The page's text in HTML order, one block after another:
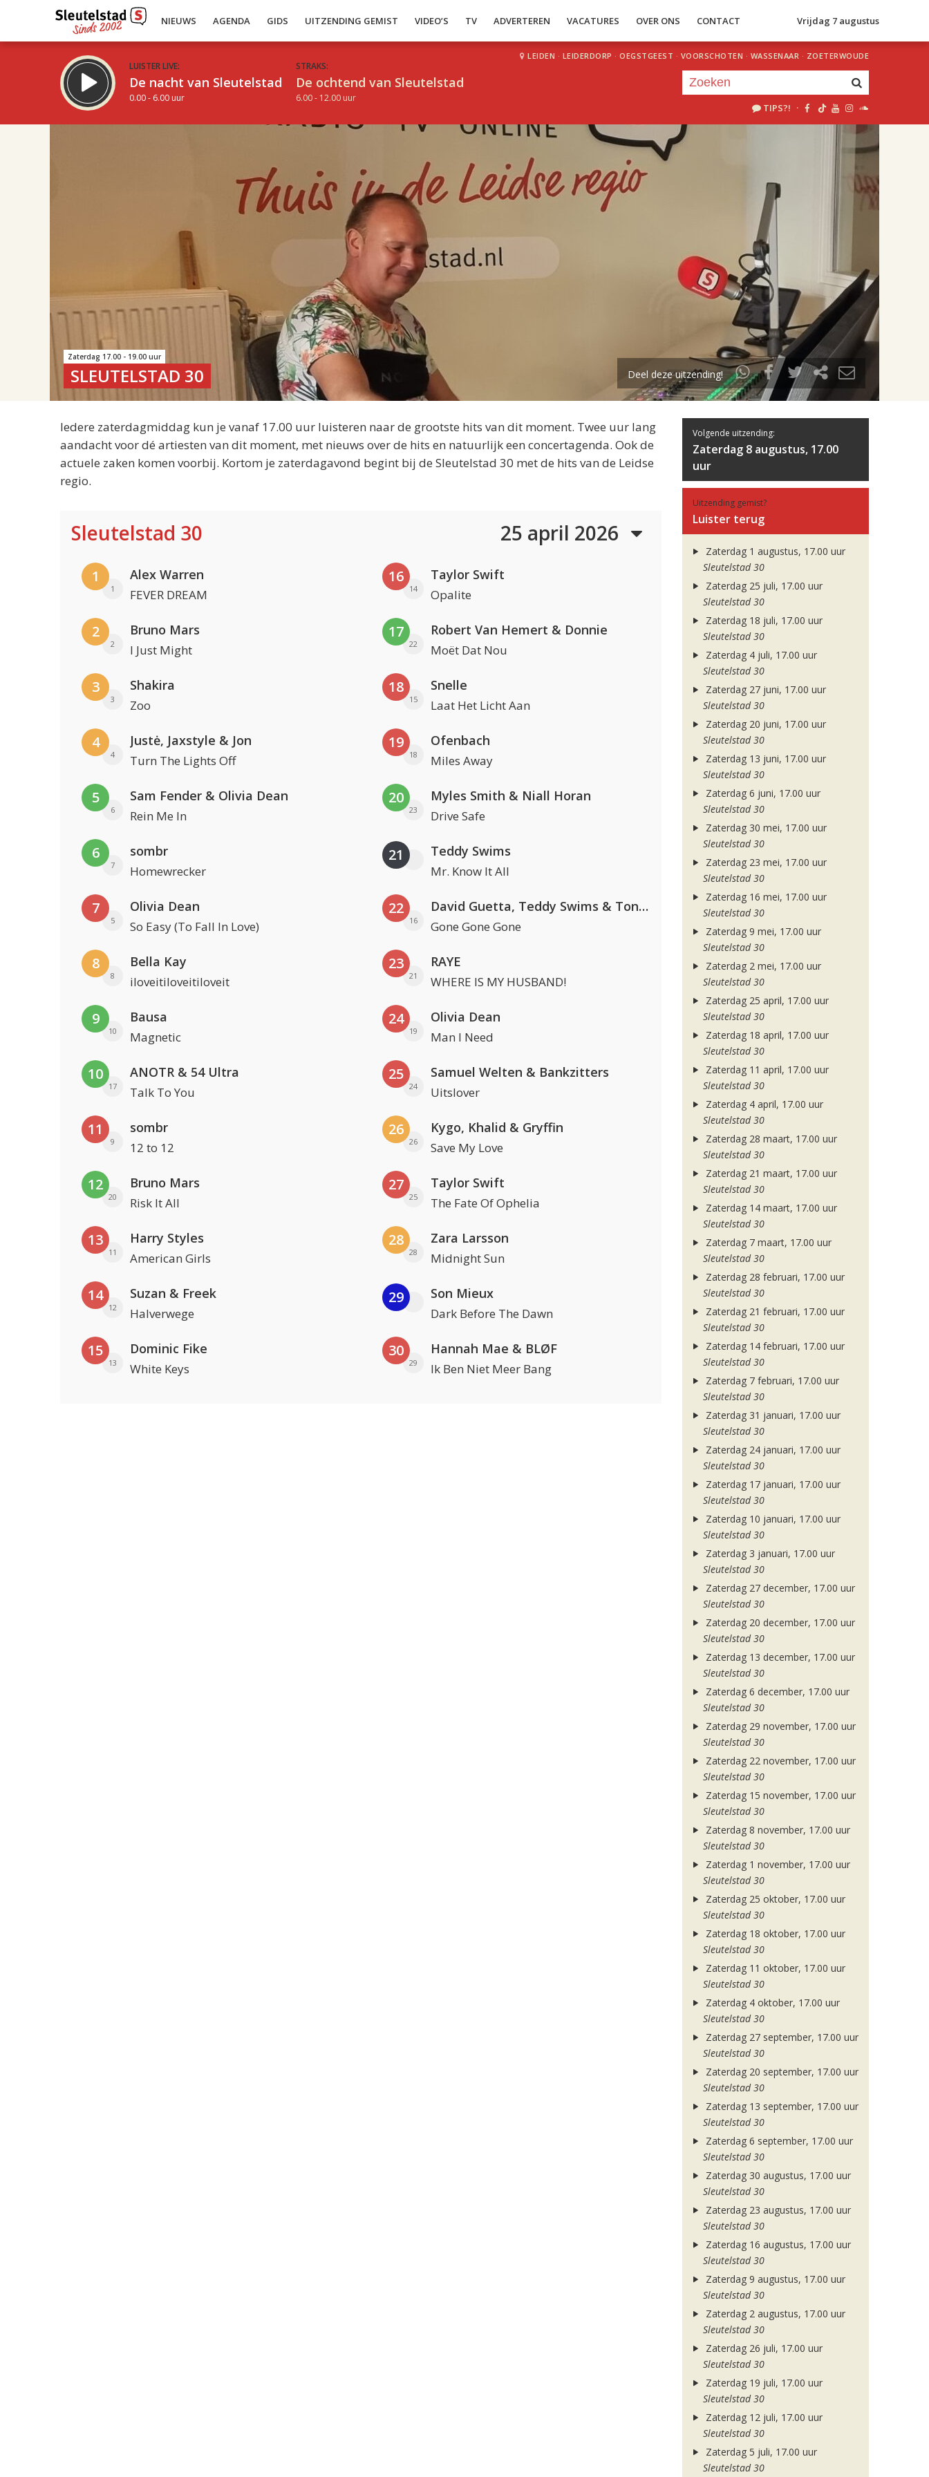
NIEUWS AGENDA GIDS UITZENDING GEMIST VIDEO’S TV ADVERTEREN VACATURES OVER ONS CONTACT Vrijdag 7 augustus
LUISTER LIVE:
De nacht van Sleutelstad
0.00 - 6.00 uur
STRAKS:
De ochtend van Sleutelstad
6.00 - 12.00 uur
LEIDEN · LEIDERDORP · OEGSTGEEST · VOORSCHOTEN · WASSENAAR · ZOETERWOUDE
TIPS?! ·
uur 1 van 2
Volgend uur
Zaterdag 17.00 - 19.00 uur
SLEUTELSTAD 30 Deel deze uitzending!
Iedere zaterdagmiddag kun je vanaf 17.00 uur luisteren naar de grootste hits van dit moment. Twee uur lang
aandacht voor dé artiesten van dit moment, met nieuws over de hits en natuurlijk een concertagenda. Ook de
actuele zaken komen voorbij. Kortom je zaterdagavond begint bij de Sleutelstad 30 met de hits van de Leidse
regio.
Sleutelstad 30 25 april 2026
1
1
Alex Warren
FEVER DREAM
2
2
Bruno Mars
I Just Might
3
3
Shakira
Zoo
4
4
Justė, Jaxstyle & Jon
Turn The Lights Off
5
6
Sam Fender & Olivia Dean
Rein Me In
6
7
sombr
Homewrecker
7
5
Olivia Dean
So Easy (To Fall In Love)
8
8
Bella Kay
iloveitiloveitiloveit
9
10
Bausa
Magnetic
10
17
ANOTR & 54 Ultra
Talk To You
11
9
sombr
12 to 12
12
20
Bruno Mars
Risk It All
13
11
Harry Styles
American Girls
14
12
Suzan & Freek
Halverwege
15
13
Dominic Fike
White Keys
16
14
Taylor Swift
Opalite
17
22
Robert Van Hemert & Donnie
Moët Dat Nou
18
15
Snelle
Laat Het Licht Aan
19
18
Ofenbach
Miles Away
20
23
Myles Smith & Niall Horan
Drive Safe
21 Teddy Swims
Mr. Know It All
22
16
David Guetta, Teddy Swims & Tones And I
Gone Gone Gone
23
21
RAYE
WHERE IS MY HUSBAND!
24
19
Olivia Dean
Man I Need
25
24
Samuel Welten & Bankzitters
Uitslover
26
26
Kygo, Khalid & Gryffin
Save My Love
27
25
Taylor Swift
The Fate Of Ophelia
28
28
Zara Larsson
Midnight Sun
29 Son Mieux
Dark Before The Dawn
30
29
Hannah Mae & BLØF
Ik Ben Niet Meer Bang
Volgende uitzending:
Zaterdag 8 augustus, 17.00
uur
Uitzending gemist?
Luister terug
Zaterdag 1 augustus, 17.00 uur
Sleutelstad 30
Zaterdag 25 juli, 17.00 uur
Sleutelstad 30
Zaterdag 18 juli, 17.00 uur
Sleutelstad 30
Zaterdag 4 juli, 17.00 uur
Sleutelstad 30
Zaterdag 27 juni, 17.00 uur
Sleutelstad 30
Zaterdag 20 juni, 17.00 uur
Sleutelstad 30
Zaterdag 13 juni, 17.00 uur
Sleutelstad 30
Zaterdag 6 juni, 17.00 uur
Sleutelstad 30
Zaterdag 30 mei, 17.00 uur
Sleutelstad 30
Zaterdag 23 mei, 17.00 uur
Sleutelstad 30
Zaterdag 16 mei, 17.00 uur
Sleutelstad 30
Zaterdag 9 mei, 17.00 uur
Sleutelstad 30
Zaterdag 2 mei, 17.00 uur
Sleutelstad 30
Zaterdag 25 april, 17.00 uur
Sleutelstad 30
Zaterdag 18 april, 17.00 uur
Sleutelstad 30
Zaterdag 11 april, 17.00 uur
Sleutelstad 30
Zaterdag 4 april, 17.00 uur
Sleutelstad 30
Zaterdag 28 maart, 17.00 uur
Sleutelstad 30
Zaterdag 21 maart, 17.00 uur
Sleutelstad 30
Zaterdag 14 maart, 17.00 uur
Sleutelstad 30
Zaterdag 7 maart, 17.00 uur
Sleutelstad 30
Zaterdag 28 februari, 17.00 uur
Sleutelstad 30
Zaterdag 21 februari, 17.00 uur
Sleutelstad 30
Zaterdag 14 februari, 17.00 uur
Sleutelstad 30
Zaterdag 7 februari, 17.00 uur
Sleutelstad 30
Zaterdag 31 januari, 17.00 uur
Sleutelstad 30
Zaterdag 24 januari, 17.00 uur
Sleutelstad 30
Zaterdag 17 januari, 17.00 uur
Sleutelstad 30
Zaterdag 10 januari, 17.00 uur
Sleutelstad 30
Zaterdag 3 januari, 17.00 uur
Sleutelstad 30
Zaterdag 27 december, 17.00 uur
Sleutelstad 30
Zaterdag 20 december, 17.00 uur
Sleutelstad 30
Zaterdag 13 december, 17.00 uur
Sleutelstad 30
Zaterdag 6 december, 17.00 uur
Sleutelstad 30
Zaterdag 29 november, 17.00 uur
Sleutelstad 30
Zaterdag 22 november, 17.00 uur
Sleutelstad 30
Zaterdag 15 november, 17.00 uur
Sleutelstad 30
Zaterdag 8 november, 17.00 uur
Sleutelstad 30
Zaterdag 1 november, 17.00 uur
Sleutelstad 30
Zaterdag 25 oktober, 17.00 uur
Sleutelstad 30
Zaterdag 18 oktober, 17.00 uur
Sleutelstad 30
Zaterdag 11 oktober, 17.00 uur
Sleutelstad 30
Zaterdag 4 oktober, 17.00 uur
Sleutelstad 30
Zaterdag 27 september, 17.00 uur
Sleutelstad 30
Zaterdag 20 september, 17.00 uur
Sleutelstad 30
Zaterdag 13 september, 17.00 uur
Sleutelstad 30
Zaterdag 6 september, 17.00 uur
Sleutelstad 30
Zaterdag 30 augustus, 17.00 uur
Sleutelstad 30
Zaterdag 23 augustus, 17.00 uur
Sleutelstad 30
Zaterdag 16 augustus, 17.00 uur
Sleutelstad 30
Zaterdag 9 augustus, 17.00 uur
Sleutelstad 30
Zaterdag 2 augustus, 17.00 uur
Sleutelstad 30
Zaterdag 26 juli, 17.00 uur
Sleutelstad 30
Zaterdag 19 juli, 17.00 uur
Sleutelstad 30
Zaterdag 12 juli, 17.00 uur
Sleutelstad 30
Zaterdag 5 juli, 17.00 uur
Sleutelstad 30